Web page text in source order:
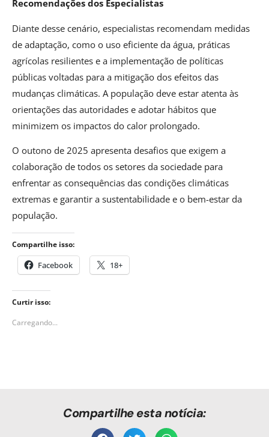
Recomendações dos Especialistas
Diante desse cenário, especialistas recomendam medidas
de adaptação, como o uso eficiente da água, práticas
agrícolas resilientes e a implementação de políticas
públicas voltadas para a mitigação dos efeitos das
mudanças climáticas. A população deve estar atenta às
orientações das autoridades e adotar hábitos que
minimizem os impactos do calor prolongado.
O outono de 2025 apresenta desafios que exigem a
colaboração de todos os setores da sociedade para
enfrentar as consequências das condições climáticas
extremas e garantir a sustentabilidade e o bem-estar da
população.
Compartilhe isso:
Facebook 18+
Curtir isso:
Carregando...
Compartilhe esta notícia: